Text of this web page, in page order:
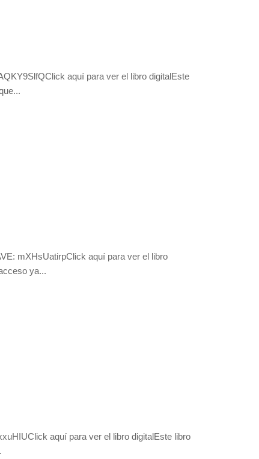
aquí para ver el libro digitalEste
mXHsUatirpClick aquí para ver el libro
ya...
aquí para ver el libro digitalEste libro